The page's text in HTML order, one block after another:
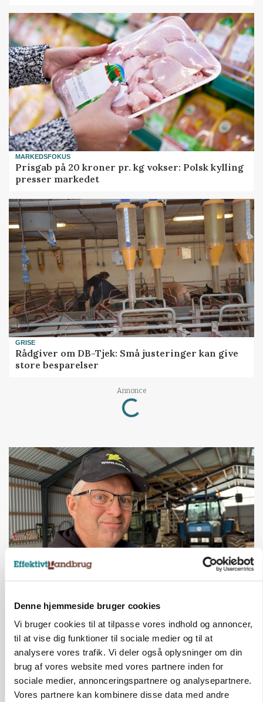
Denne hjemmeside bruger cookies
Vi bruger cookies til at tilpasse vores indhold og annoncer,
til at vise dig funktioner til sociale medier og til at
analysere vores trafik. Vi deler også oplysninger om din
brug af vores website med vores partnere inden for
sociale medier, annonceringspartnere og analysepartnere.
Vores partnere kan kombinere disse data med andre
MARKEDSFOKUS
Prisgab på 20 kroner pr. kg vokser: Polsk kylling
presser markedet
GRISE
Rådgiver om DB-Tjek: Små justeringer kan give
store besparelser
Annonce
Loading...
»Nu stopper I«: Landbrugsdebattør og
protestgruppe vil demonstrere mod ny
gødskningslov
Annonce